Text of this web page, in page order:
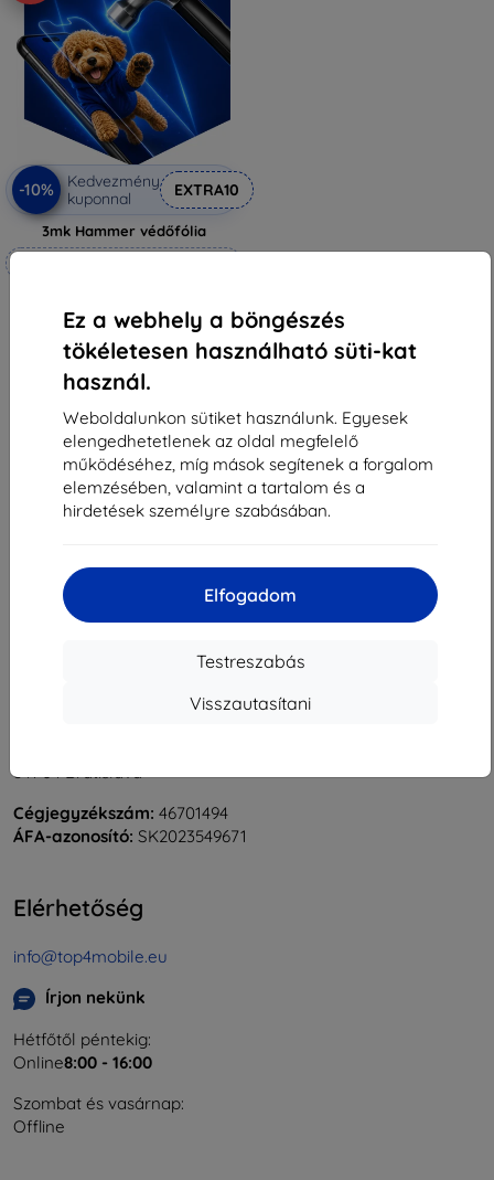
Ez a webhely a böngészés
tökéletesen használható süti-kat
használ.
Weboldalunkon sütiket használunk. Egyesek
elengedhetetlenek az oldal megfelelő
működéséhez, míg mások segítenek a forgalom
elemzésében, valamint a tartalom és a
hirdetések személyre szabásában.
Elfogadom
Testreszabás
Visszautasítani
-10%
Kedvezmény
kuponnal
EXTRA10
3mk Hammer védőfólia
6 291 Ft
Raktáron 4 darab
Összes találat5
841 04 Bratislava
Cégjegyzékszám: 46701494
ÁFA-azonosító: SK2023549671
Elérhetőség
info@top4mobile.eu
Írjon nekünk
Hétfőtől péntekig:
Online8:00 - 16:00
Szombat és vasárnap:
Offline